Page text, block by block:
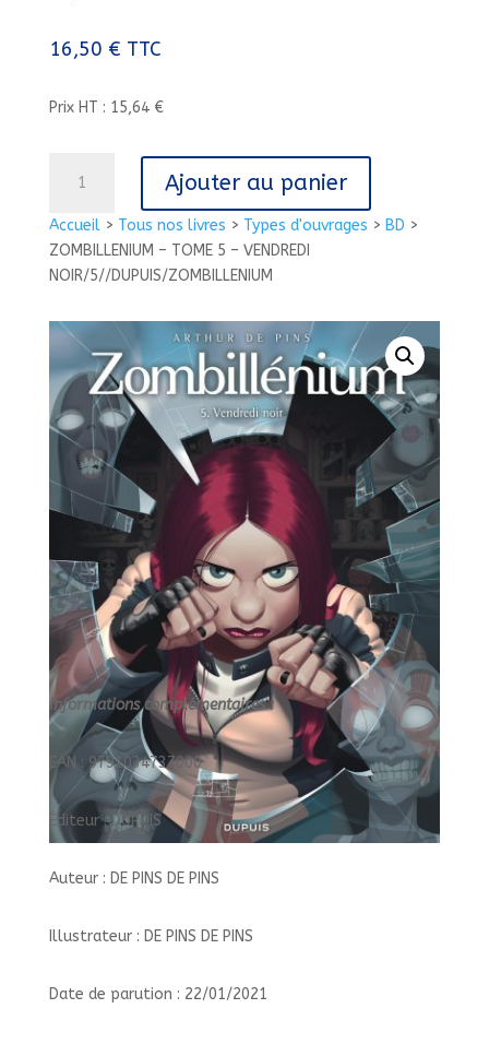
Accueil> Tous nos livres > Types d'ouvrages > BD >
ZOMBILLENIUM – TOME 5 – VENDREDI
NOIR/5//DUPUIS/ZOMBILLENIUM
16,50 € TTC
Prix HT : 15,64 €
ZOMBILLENIUM
-
TOME
VENDREDI
NOIR/5//DUPUIS/ZOMBILLENIUM
Ajouter au panier
Informations complémentaires :
EAN : 9791034737000
Éditeur : DUPUIS
Auteur : DE PINS DE PINS
Illustrateur : DE PINS DE PINS
Date de parution : 22/01/2021